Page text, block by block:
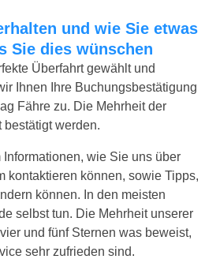
Sie dies wünschen
Überfahrt gewählt und
Ihnen Ihre Buchungsbestätigung
Fähre zu. Die Mehrheit der
bestätigt werden.
wie Sie uns über
kontaktieren können, sowie Tipps,
können. In den meisten
selbst tun. Die Mehrheit unserer
und fünf Sternen was beweist,
sehr zufrieden sind.